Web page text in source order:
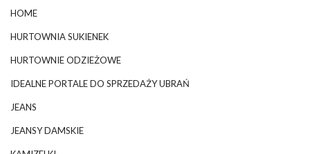
HOME
HURTOWNIA SUKIENEK
HURTOWNIE ODZIEŻOWE
IDEALNE PORTALE DO SPRZEDAŻY UBRAŃ
JEANS
JEANSY DAMSKIE